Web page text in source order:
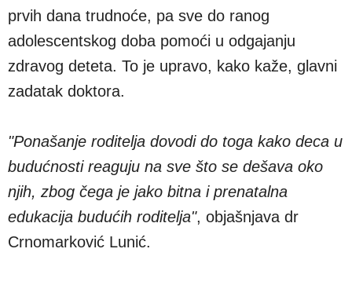
prvih dana trudnoće, pa sve do ranog
adolescentskog doba pomoći u odgajanju
zdravog deteta. To je upravo, kako kaže, glavni
zadatak doktora.
"Ponašanje roditelja dovodi do toga kako deca u
budućnosti reaguju na sve što se dešava oko
njih, zbog čega je jako bitna i prenatalna
edukacija budućih roditelja", objašnjava dr
Crnomarković Lunić.